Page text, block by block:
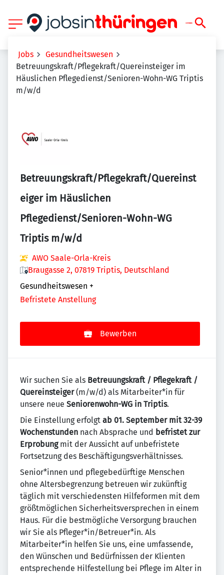
Jobs
Gesundheitswesen
Betreuungskraft/Pflegekraft/Quereinsteiger im
Häuslichen Pflegedienst/Senioren-Wohn-WG Triptis
m/w/d
Betreuungskraft/Pflegekraft/Quereinst
eiger im Häuslichen
Pflegedienst/Senioren-Wohn-WG
Triptis m/w/d
AWO Saale-Orla-Kreis
Braugasse 2, 07819 Triptis, Deutschland
Gesundheitswesen +
Befristete Anstellung
Bewerben
Wir suchen Sie als Betreuungskraft / Pflegekraft /
Quereinsteiger(m/w/d) als Mitarbeiter*in für
unsere neue Seniorenwohn-WG in Triptis.
Die Einstellung erfolgt ab 01. September mit 32-39
Wochenstunden nach Absprache und befristet zur
Erprobungmit der Aussicht auf unbefristete
Fortsetzung des Beschäftigungsverhältnisses.
Senior*innen und pflegebedürftige Menschen
ohne Altersbegrenzung betreuen wir zukünftig
täglich mit verschiedensten Hilfeformen mit dem
größtmöglichen Sicherheitsversprechen in einem
Haus. Für die bestmögliche Versorgung brauchen
wir Sie als Pfleger*in/Betreuer*in. Als
Mitarbeiter*in helfen Sie uns, eine umfassende,
den Wünschen und Bedürfnissen der Klienten
entsprechende Hilfestellung bei Pflege im Alter in